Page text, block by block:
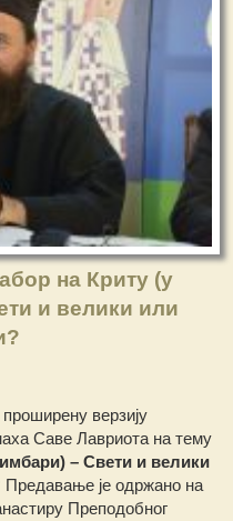
на Криту (у
и велики или
верзију
Саве Лавриота на тему
– Свети и велики
Предавање је одржано на
Преподобног